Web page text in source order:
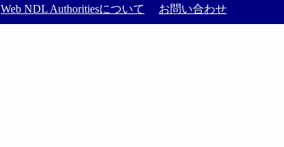
Web NDL Authoritiesについて お問い合わせ